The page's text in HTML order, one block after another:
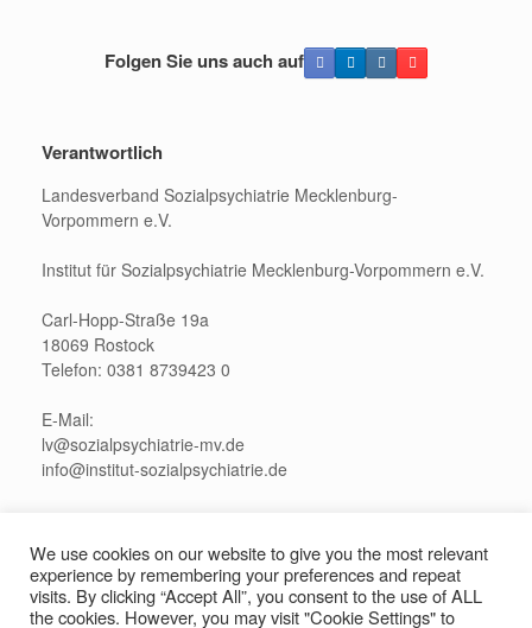
Folgen Sie uns auch auf
Verantwortlich
Landesverband Sozialpsychiatrie Mecklenburg-
Vorpommern e.V.
Institut für Sozialpsychiatrie Mecklenburg-Vorpommern e.V.
Carl-Hopp-Straße 19a
18069 Rostock
Telefon: 0381 8739423 0
E-Mail:
lv@sozialpsychiatrie-mv.de
info@institut-sozialpsychiatrie.de
presse@sozialpsychiatrie-mv.de
We use cookies on our website to give you the most relevant
experience by remembering your preferences and repeat
visits. By clicking “Accept All”, you consent to the use of ALL
the cookies. However, you may visit "Cookie Settings" to